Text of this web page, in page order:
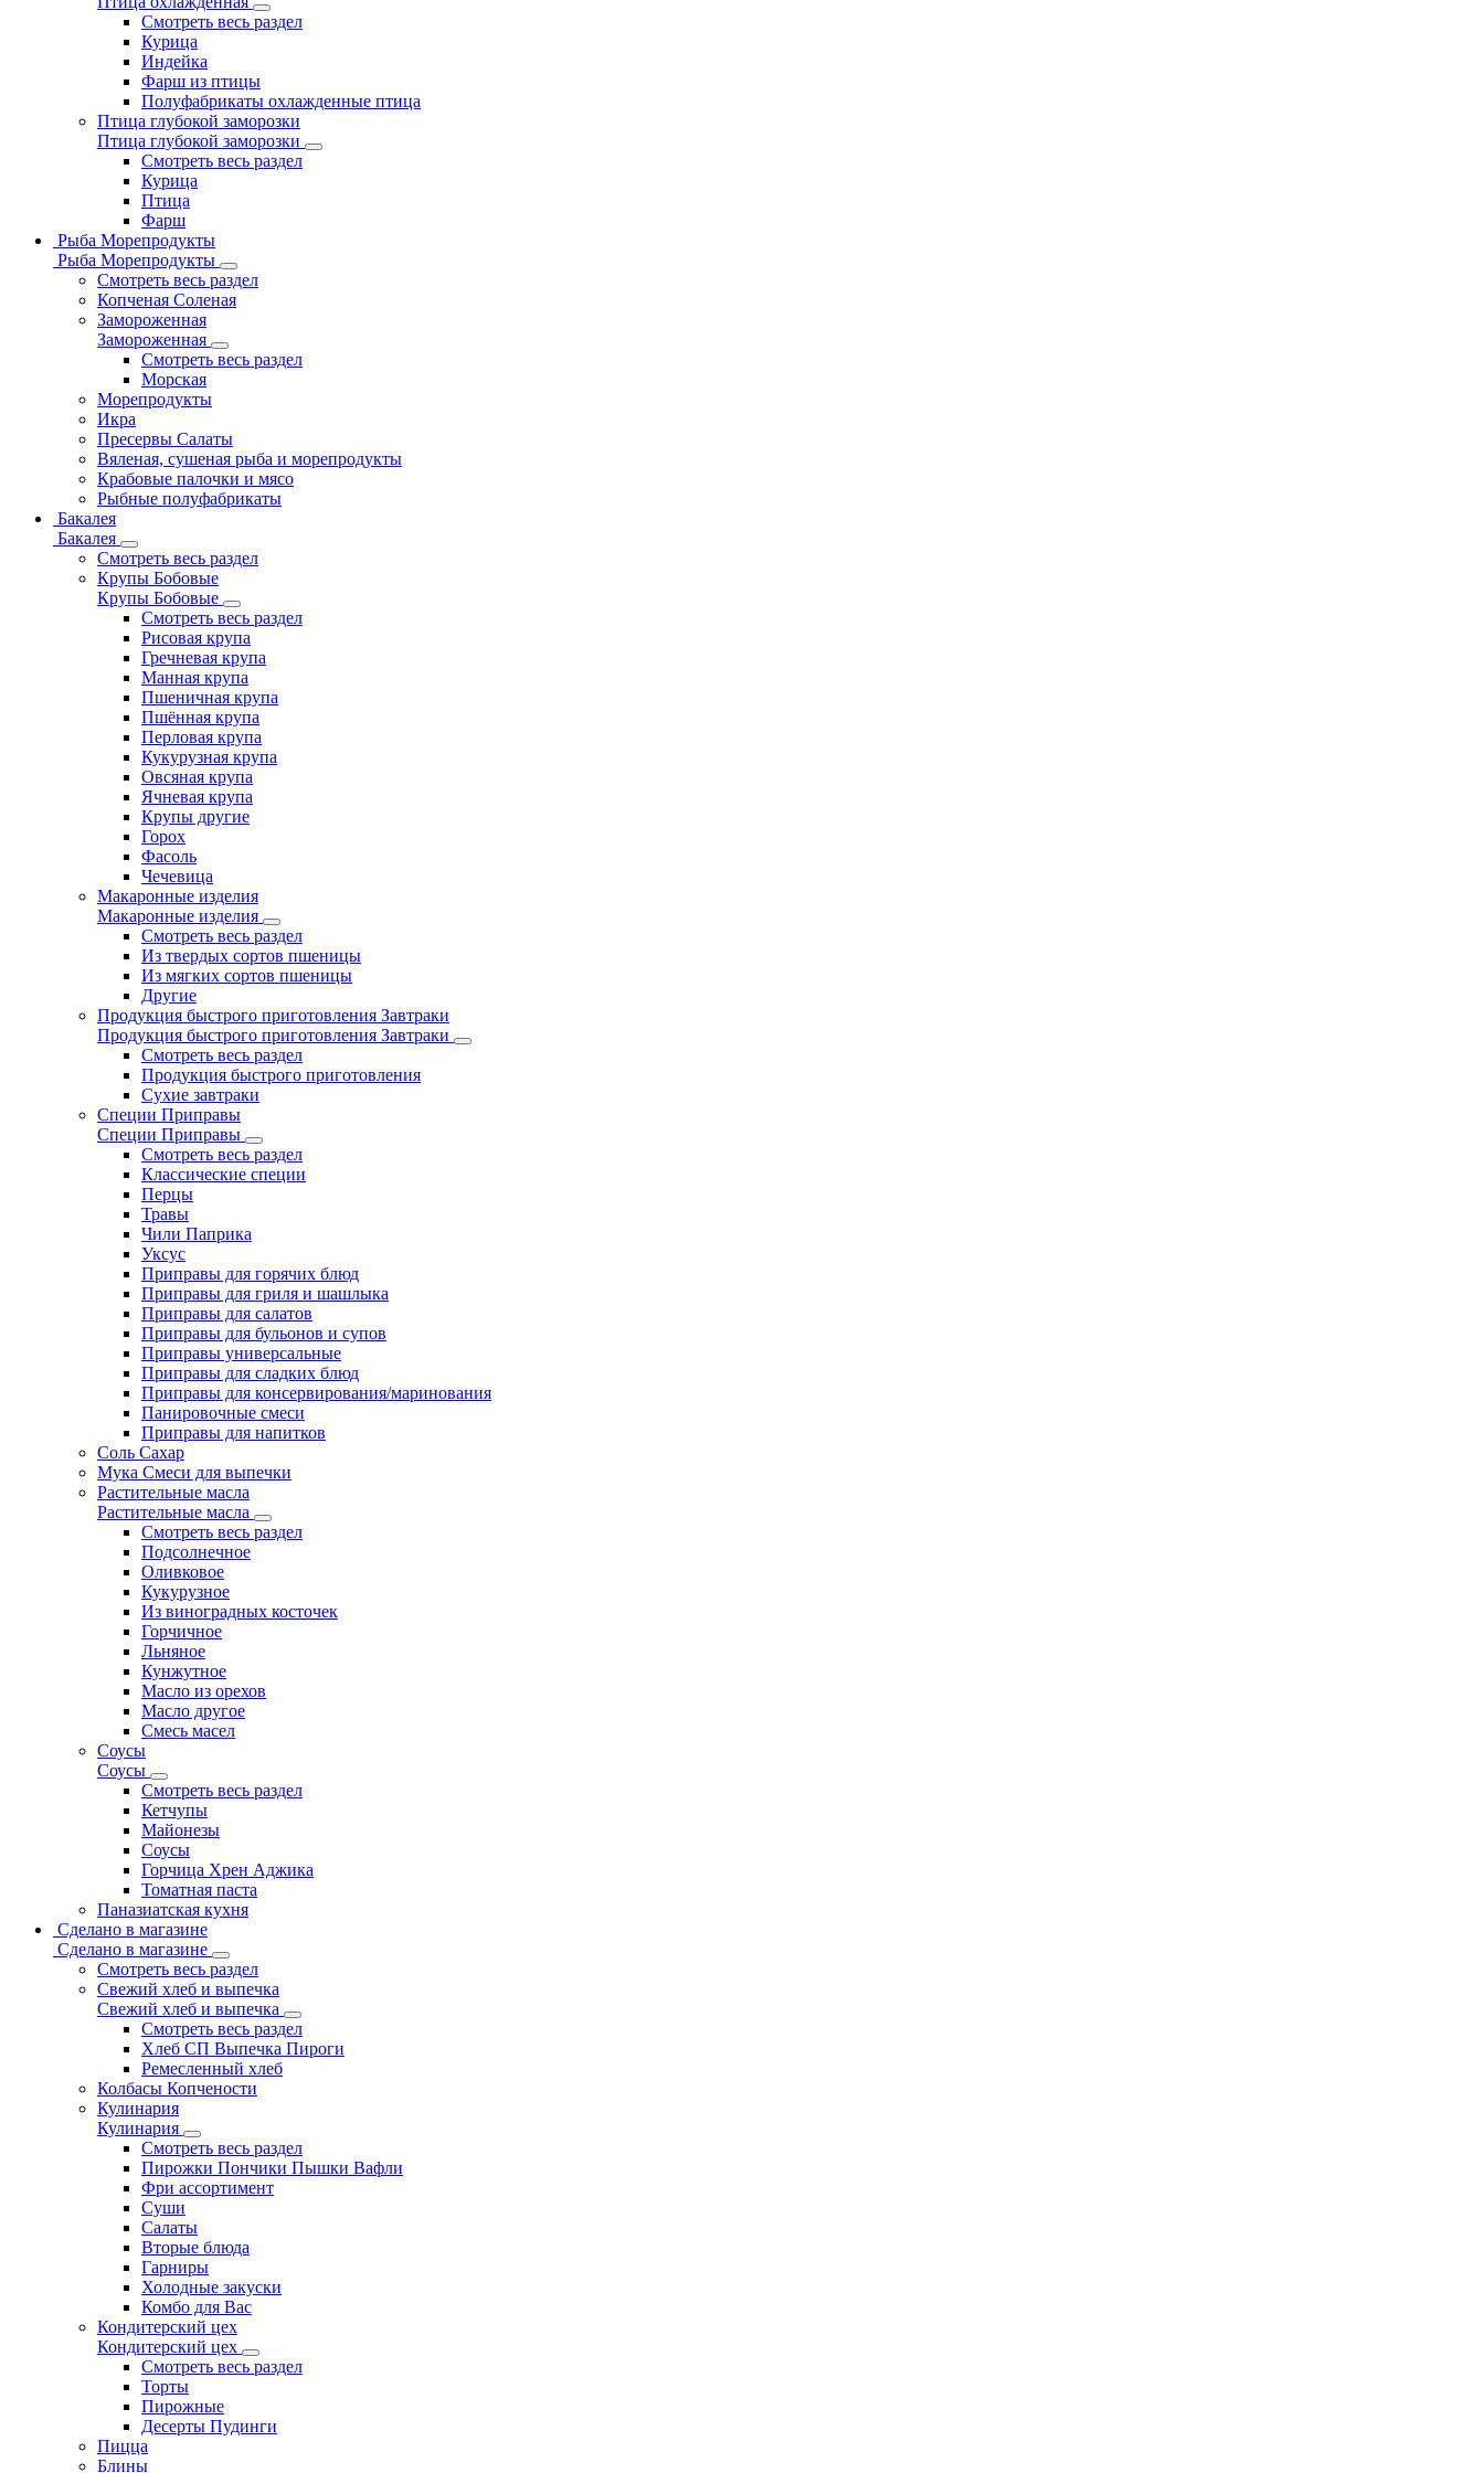
Смотреть весь раздел
Курица
Индейка
Фарш из птицы
Полуфабрикаты охлажденные птица
Птица глубокой заморозки
Птица глубокой заморозки
Смотреть весь раздел
Курица
Птица
Фарш
Рыба Морепродукты
Рыба Морепродукты
Смотреть весь раздел
Копченая Соленая
Замороженная
Замороженная
Смотреть весь раздел
Морская
Морепродукты
Икра
Пресервы Салаты
Вяленая, сушеная рыба и морепродукты
Крабовые палочки и мясо
Рыбные полуфабрикаты
Бакалея
Бакалея
Смотреть весь раздел
Крупы Бобовые
Крупы Бобовые
Смотреть весь раздел
Рисовая крупа
Гречневая крупа
Манная крупа
Пшеничная крупа
Пшённая крупа
Перловая крупа
Кукурузная крупа
Овсяная крупа
Ячневая крупа
Крупы другие
Горох
Фасоль
Чечевица
Макаронные изделия
Макаронные изделия
Смотреть весь раздел
Из твердых сортов пшеницы
Из мягких сортов пшеницы
Другие
Продукция быстрого приготовления Завтраки
Продукция быстрого приготовления Завтраки
Смотреть весь раздел
Продукция быстрого приготовления
Сухие завтраки
Специи Приправы
Специи Приправы
Смотреть весь раздел
Классические специи
Перцы
Травы
Чили Паприка
Уксус
Приправы для горячих блюд
Приправы для гриля и шашлыка
Приправы для салатов
Приправы для бульонов и супов
Приправы универсальные
Приправы для сладких блюд
Приправы для консервирования/маринования
Панировочные смеси
Приправы для напитков
Соль Сахар
Мука Смеси для выпечки
Растительные масла
Растительные масла
Смотреть весь раздел
Подсолнечное
Оливковое
Кукурузное
Из виноградных косточек
Горчичное
Льняное
Кунжутное
Масло из орехов
Масло другое
Смесь масел
Соусы
Соусы
Смотреть весь раздел
Кетчупы
Майонезы
Соусы
Горчица Хрен Аджика
Томатная паста
Паназиатская кухня
Сделано в магазине
Сделано в магазине
Смотреть весь раздел
Свежий хлеб и выпечка
Свежий хлеб и выпечка
Смотреть весь раздел
Хлеб СП Выпечка Пироги
Ремесленный хлеб
Колбасы Копчености
Кулинария
Кулинария
Смотреть весь раздел
Пирожки Пончики Пышки Вафли
Фри ассортимент
Суши
Салаты
Вторые блюда
Гарниры
Холодные закуски
Комбо для Вас
Кондитерский цех
Кондитерский цех
Смотреть весь раздел
Торты
Пирожные
Десерты Пудинги
Пицца
Блины